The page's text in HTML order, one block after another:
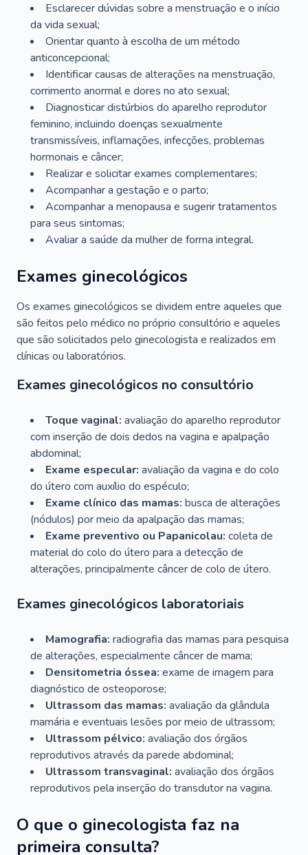
Esclarecer dúvidas sobre a menstruação e o início
da vida sexual;
Orientar quanto à escolha de um método
anticoncepcional;
Identificar causas de alterações na menstruação,
corrimento anormal e dores no ato sexual;
Diagnosticar distúrbios do aparelho reprodutor
feminino, incluindo doenças sexualmente
transmissíveis, inflamações, infecções, problemas
hormonais e câncer;
Realizar e solicitar exames complementares;
Acompanhar a gestação e o parto;
Acompanhar a menopausa e sugerir tratamentos
para seus sintomas;
Avaliar a saúde da mulher de forma integral.
Exames ginecológicos
Os exames ginecológicos se dividem entre aqueles que
são feitos pelo médico no próprio consultório e aqueles
que são solicitados pelo ginecologista e realizados em
clínicas ou laboratórios.
Exames ginecológicos no consultório
Toque vaginal: avaliação do aparelho reprodutor
com inserção de dois dedos na vagina e apalpação
abdominal;
Exame especular: avaliação da vagina e do colo
do útero com auxílio do espéculo;
Exame clínico das mamas: busca de alterações
(nódulos) por meio da apalpação das mamas;
Exame preventivo ou Papanicolau: coleta de
material do colo do útero para a detecção de
alterações, principalmente câncer de colo de útero.
Exames ginecológicos laboratoriais
Mamografia: radiografia das mamas para pesquisa
de alterações, especialmente câncer de mama;
Densitometria óssea: exame de imagem para
diagnóstico de osteoporose;
Ultrassom das mamas: avaliação da glândula
mamária e eventuais lesões por meio de ultrassom;
Ultrassom pélvico: avaliação dos órgãos
reprodutivos através da parede abdominal;
Ultrassom transvaginal: avaliação dos órgãos
reprodutivos pela inserção do transdutor na vagina.
O que o ginecologista faz na
primeira consulta?